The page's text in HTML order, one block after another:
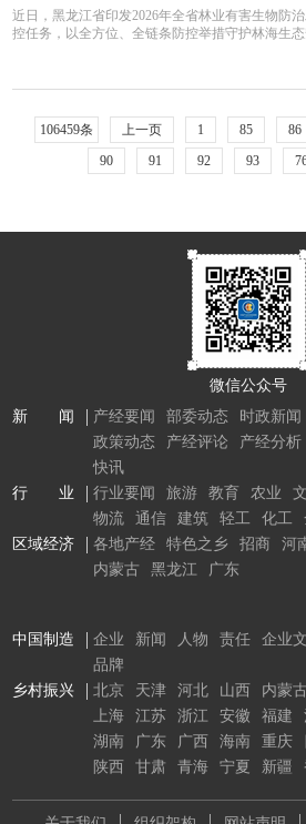
近日，黑龙江省印发2026年全省林业有害生物防
控任务，以全方位、全链条防控举措守护林海生态
106459条 上一页 1 85 86
90 91 92 93
微信公众号
新 闻
产经要闻 部委动态 时政新闻
政策动态
产经评论 产经分析
快讯
行 业
行业要闻 旅游 教育 农业
物流
通信 建筑 轻工 化工
区域经济
各地产经 特色之乡 招商 河
内蒙古
黑龙江 广东
中国制造 企业 新闻 人物 责任 企业
品牌
乡村振兴
北京 天津 河北 山西 内蒙
上海
江苏 浙江 安徽 福建
湖南
广东 广西 海南 重庆
陕西
甘肃 青海 宁夏 新疆